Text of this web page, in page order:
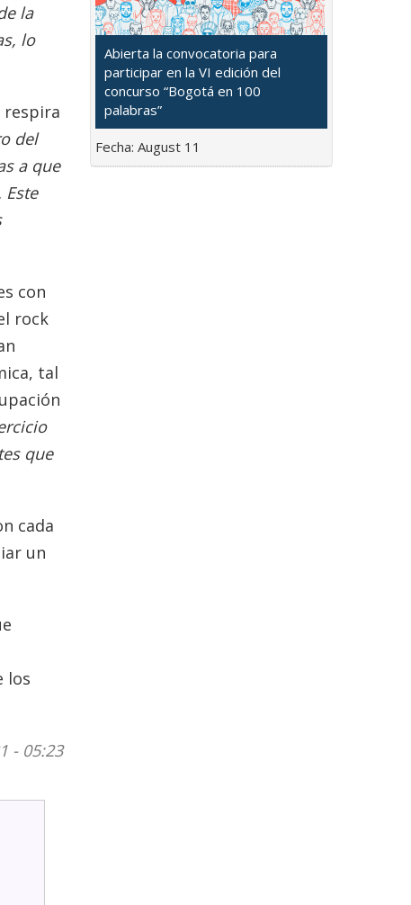
la
lo
respira
del
a que
con
rock
tal
que
cada
un
los
- 05:23
Abierta la convocatoria para
participar en la VI edición del
concurso “Bogotá en 100
palabras”
Fecha: August 11